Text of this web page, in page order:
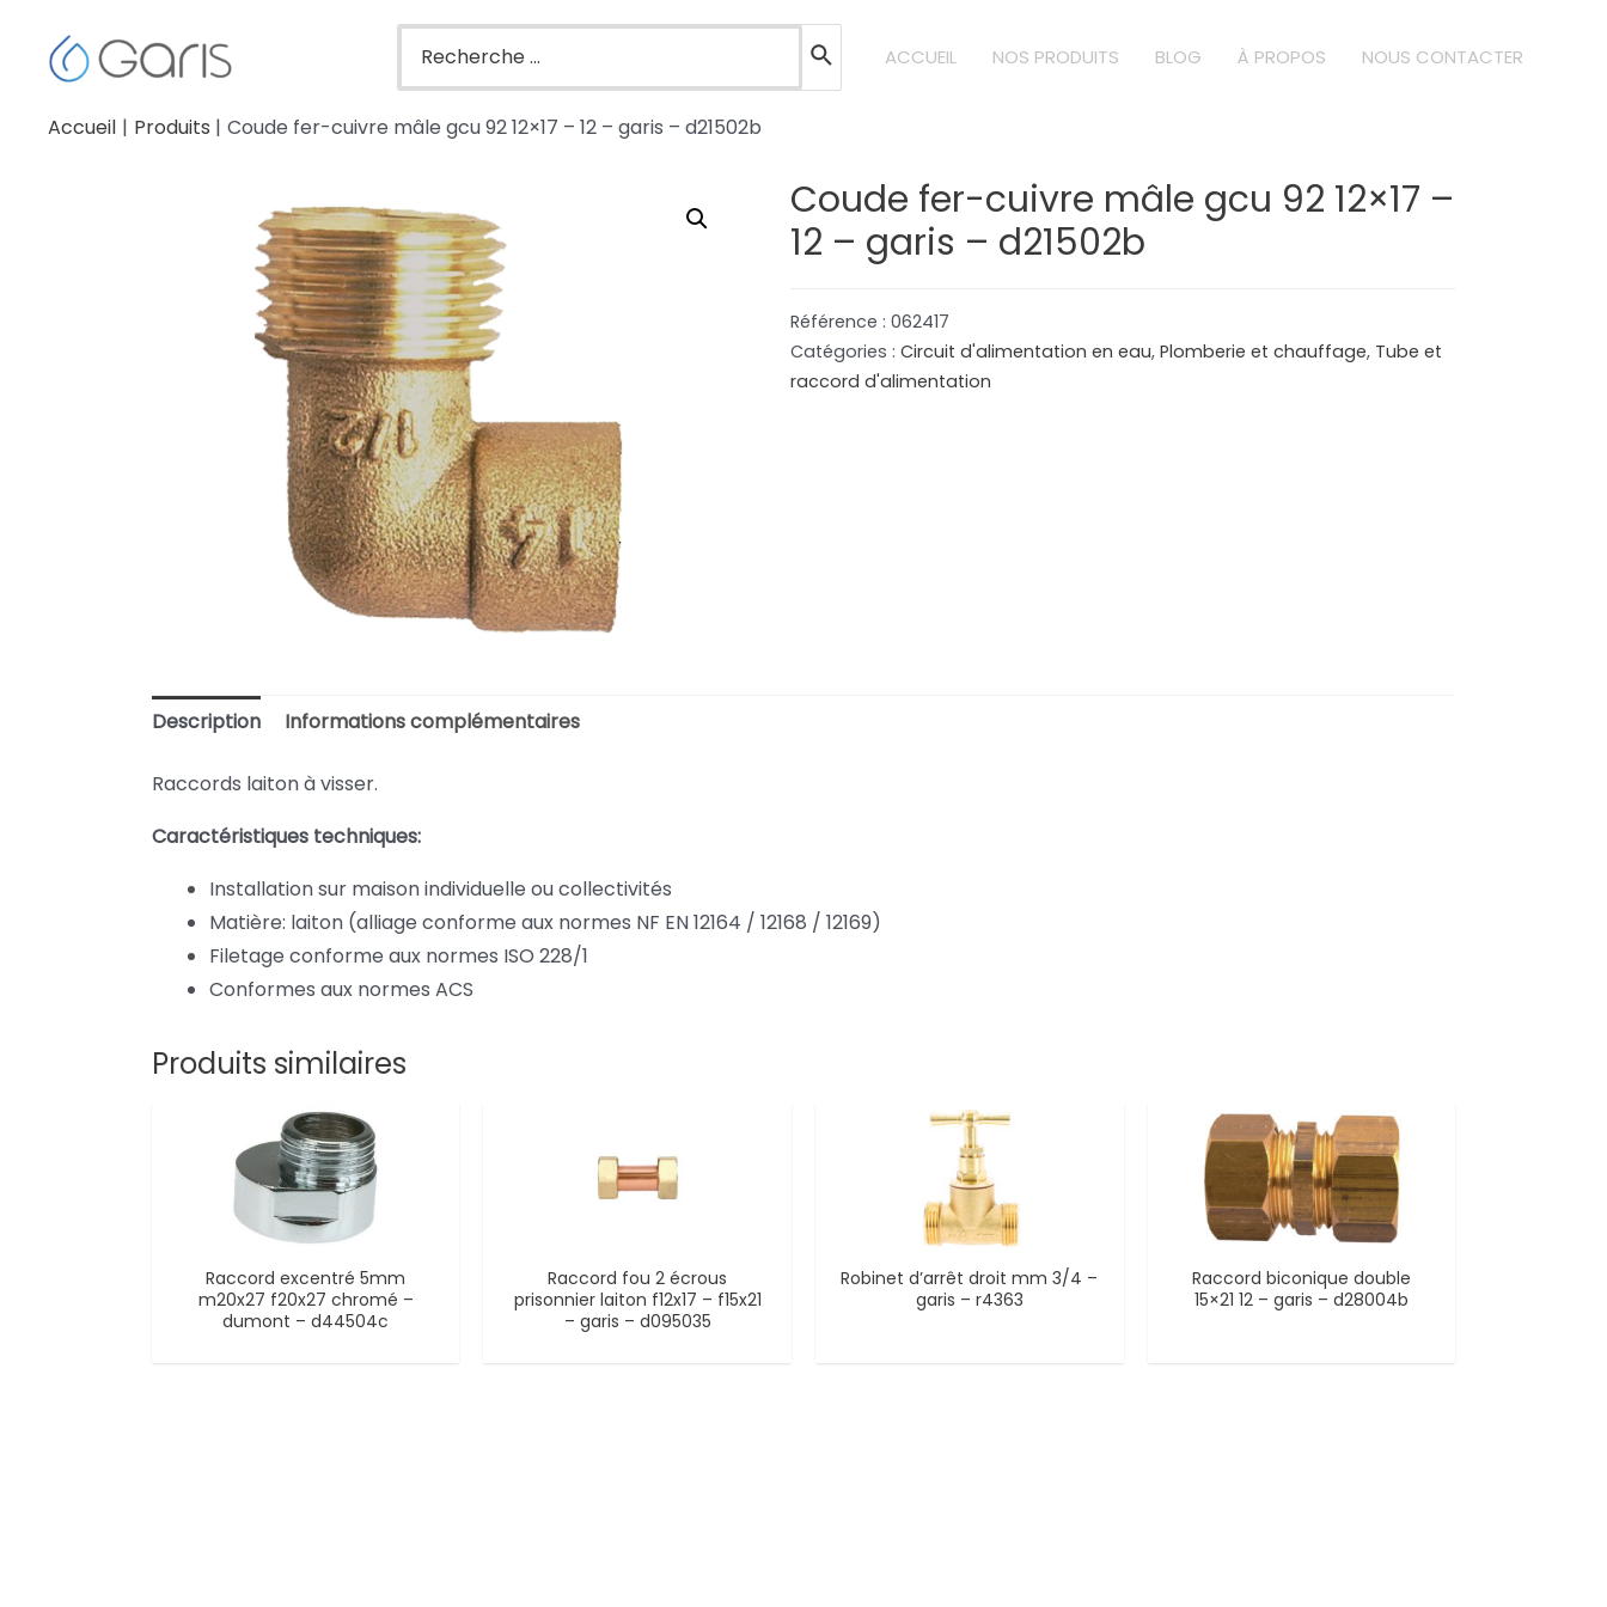
ACCUEIL NOS PRODUITS BLOG À PROPOS NOUS CONTACTER
Accueil Produits Coude fer-cuivre mâle gcu 92 12×17 – 12 – garis – d21502b
Coude fer-cuivre mâle gcu 92 12×17 –
12 – garis – d21502b
Référence :062417
Catégories :Circuit d'alimentation en eau,Plomberie et chauffage, Tube et
raccord d'alimentation
Description Informations complémentaires
Raccords laiton à visser.
Caractéristiques techniques:
Installation sur maison individuelle ou collectivités
Matière: laiton (alliage conforme aux normes NF EN 12164 / 12168 / 12169)
Filetage conforme aux normes ISO 228/1
Conformes aux normes ACS
Produits similaires
Raccord excentré 5mm
m20x27 f20x27 chromé –
dumont – d44504c
Raccord fou 2 écrous
prisonnier laiton f12x17 – f15x21
– garis – d095035
Robinet d’arrêt droit mm 3/4 –
garis – r4363
Raccord biconique double
15×21 12 – garis – d28004b